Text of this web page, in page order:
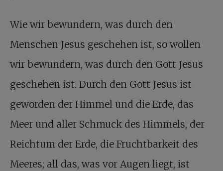
Wie wir bewundern, was durch den
Menschen Jesus geschehen ist, so wollen
wir bewundern, was durch den Gott Jesus
geschehen ist. Durch den Gott Jesus ist
geworden der Himmel und die Erde, das
Meer und aller Schmuck des Himmels, der
Reichtum der Erde, die Fruchtbarkeit des
Meeres; all das, was vor Augen liegt, ist